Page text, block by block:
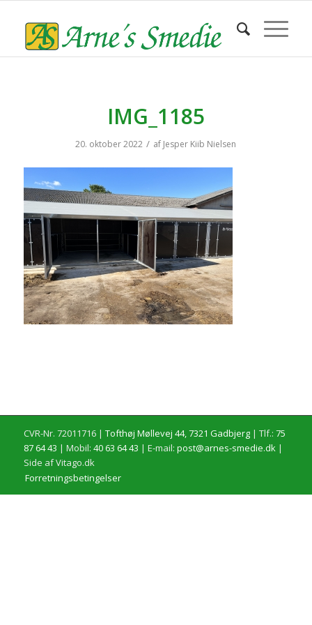
IMG_1185
20. oktober 2022 / af Jesper Kiib Nielsen
CVR-Nr. 72011716 | Tofthøj Møllevej 44, 7321 Gadbjerg| Tlf.: 75
87 64 43 | Mobil: 40 63 64 43 | E-mail: post@arnes-smedie.dk|
Side af Vitago.dk
Forretningsbetingelser